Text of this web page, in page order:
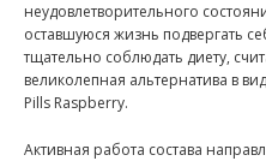
неудовлетворительного
оставшуюся жизнь подвергать
тщательно соблюдать диету,
великолепная альтернатива в
Pills Raspberry.
Активная работа состава